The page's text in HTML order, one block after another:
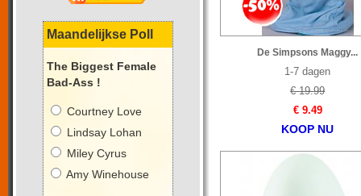
De Simpsons Maggy...
1-7 dagen
€ 19.99
€ 9.49
KOOP NU
Maandelijkse Poll
The Biggest Female
Bad-Ass !
Courtney Love
Lindsay Lohan
Miley Cyrus
Amy Winehouse